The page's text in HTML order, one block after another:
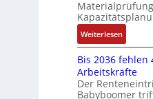
u
f
n
a
h
m
e
C
-
s
e
m
t
s
f
ü
h
r
e
:
Q
2
E
r
g
e
r
i
e
b
s
-
u
Weiterlesen:
K
I
b
r
Bis 2036 fehlen
Arbeitskräfte
Der
Babyboomer